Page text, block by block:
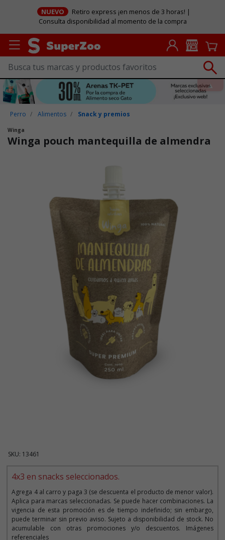
NUEVO
Retiro express ¡en menos de 3 horas! |
Consulta disponibilidad al momento de la compra
Perro Alimentos Snack y premios
Winga
Winga pouch mantequilla de almendra
SKU: 13461
4x3 en snacks seleccionados.
Agrega 4 al carro y paga 3 (se descuenta el producto de menor valor).
Aplica para marcas seleccionadas. Se puede hacer combinaciones. La
vigencia de esta promoción es de tiempo indefinido; sin embargo,
puede terminar sin previo aviso. Sujeto a disponibilidad de stock. No
acumulable con otras promociones y/o descuentos. Imágenes
referenciales